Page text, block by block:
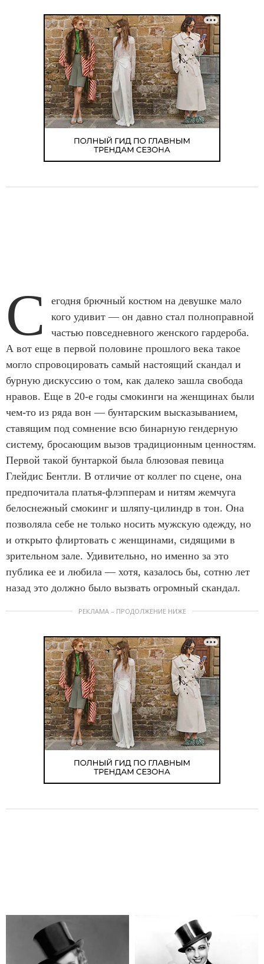
С
егодня брючный костюм на девушке мало
кого удивит — он давно стал полноправной
частью повседневного женского гардероба.
А вот еще в первой половине прошлого века такое
могло спровоцировать самый настоящий скандал и
бурную дискуссию о том, как далеко зашла свобода
нравов. Еще в 20-е годы смокинги на женщинах были
чем-то из ряда вон — бунтарским высказыванием,
ставящим под сомнение всю бинарную гендерную
систему, бросающим вызов традиционным ценностям.
Первой такой бунтаркой была блюзовая певица
Глейдис Бентли. В отличие от коллег по сцене, она
предпочитала платья-флэпперам и нитям жемчуга
белоснежный смокинг и шляпу-цилиндр в тон. Она
позволяла себе не только носить мужскую одежду, но
и открыто флиртовать с женщинами, сидящими в
зрительном зале. Удивительно, но именно за это
публика ее и любила — хотя, казалось бы, сотню лет
назад это должно было вызвать огромный скандал.
РЕКЛАМА – ПРОДОЛЖЕНИЕ НИЖЕ